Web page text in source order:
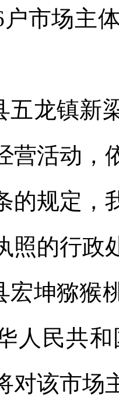
市场主
五龙镇新
营活动
的规定，
照的行政
宏坤猕猴
人民共
对该市场